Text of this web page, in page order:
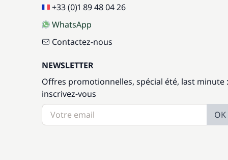
+33 (0)1 89 48 04 26
WhatsApp
Contactez-nous
NEWSLETTER
Offres promotionnelles, spécial été, last minute :
inscrivez-vous
OK